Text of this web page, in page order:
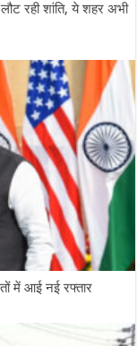
रही शांति, ये शहर अभी
में आई नई रफ्तार